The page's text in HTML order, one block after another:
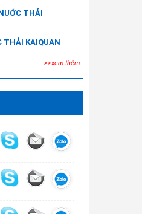
THẢI
THẢI KAIQUAN
>>xem thêm